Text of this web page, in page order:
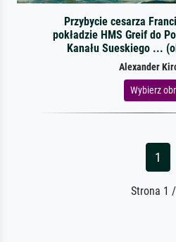
Przybycie cesarza
pokładzie HMS Greif do
Kanału Sueskiego ...
Alexander
Wybierz
1
Strona 1